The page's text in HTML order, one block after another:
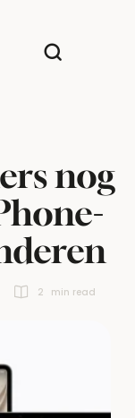
nog
2 min read